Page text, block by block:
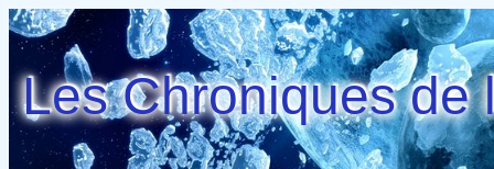
Les Chroniques de